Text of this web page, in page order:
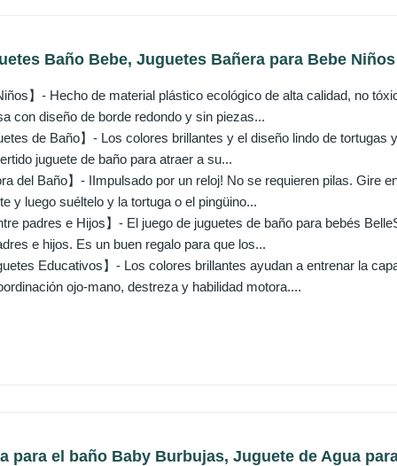
Baño Bebe, Juguetes Bañera para Bebe
】- Hecho de material plástico ecológico de alta calidad, no
con diseño de borde redondo y sin piezas...
de Baño】- Los colores brillantes y el diseño lindo de tortugas
juguete de baño para atraer a su...
del Baño】- IImpulsado por un reloj! No se requieren pilas. Gire
y luego suéltelo y la tortuga o el pingüino...
padres e Hijos】- El juego de juguetes de baño para bebés
e hijos. Es un buen regalo para que los...
Educativos】- Los colores brillantes ayudan a entrenar la
ojo-mano, destreza y habilidad motora....
para el baño Baby Burbujas, Juguete de Agua